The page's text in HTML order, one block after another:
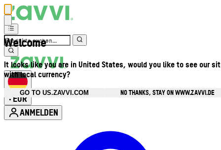
Welcome
It looks like you are in United States, would you like to see our
with local currency?
GO TO US.ZAVVI.COM
NO THANKS, STAY ON WWW.ZAVVI.DE
• EUR
ANMELDEN